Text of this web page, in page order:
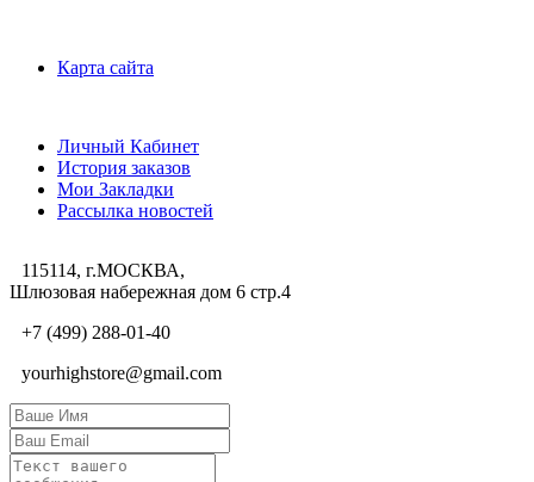
Карта сайта
Личный Кабинет
История заказов
Мои Закладки
Рассылка новостей
115114, г.МОСКВА,
Шлюзовая набережная дом 6 стр.4
+7 (499) 288-01-40
yourhighstore@gmail.com